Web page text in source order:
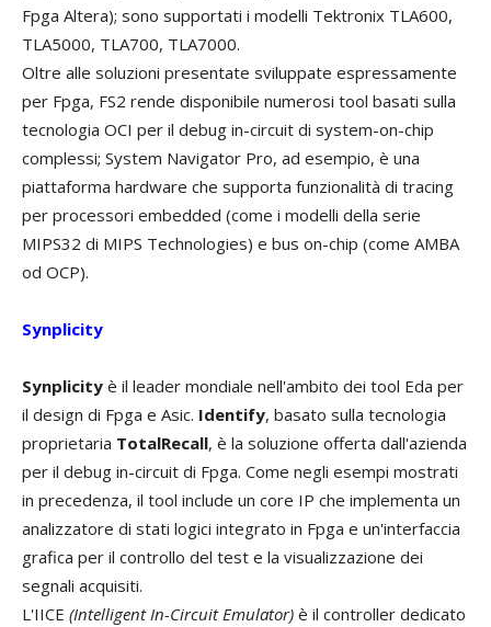
Fpga Altera); sono supportati i modelli Tektronix TLA600,
TLA5000, TLA700, TLA7000.
Oltre alle soluzioni presentate sviluppate espressamente
per Fpga, FS2 rende disponibile numerosi tool basati sulla
tecnologia OCI per il debug in-circuit di system-on-chip
complessi; System Navigator Pro, ad esempio, è una
piattaforma hardware che supporta funzionalità di tracing
per processori embedded (come i modelli della serie
MIPS32 di MIPS Technologies) e bus on-chip (come AMBA
od OCP).
Synplicity
Synplicity è il leader mondiale nell'ambito dei tool Eda per
il design di Fpga e Asic. Identify, basato sulla tecnologia
proprietaria TotalRecall, è la soluzione offerta dall'azienda
per il debug in-circuit di Fpga. Come negli esempi mostrati
in precedenza, il tool include un core IP che implementa un
analizzatore di stati logici integrato in Fpga e un'interfaccia
grafica per il controllo del test e la visualizzazione dei
segnali acquisiti.
L'IICE (Intelligent In-Circuit Emulator) è il controller dedicato